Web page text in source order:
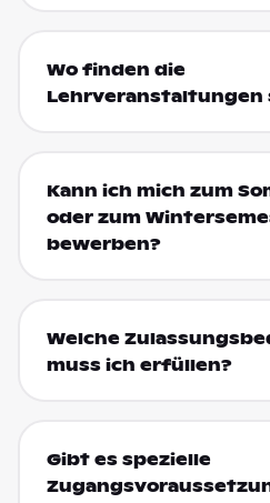
Wo finden die
Kann ich mich zum
oder zum
bewerben?
Welche
muss ich erfüllen?
Gibt es spezielle